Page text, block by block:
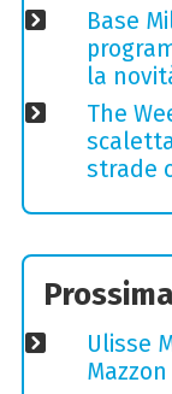
Base
la
The
strade
Ulisse